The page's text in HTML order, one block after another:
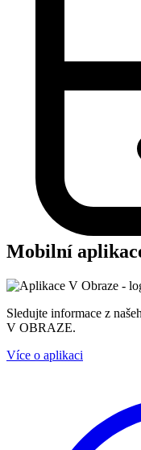
Mobilní
Sledujte informace z
V OBRAZE.
Více o aplikaci